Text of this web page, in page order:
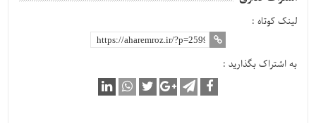
لینک کوتاه :
به اشتراک بگذارید :